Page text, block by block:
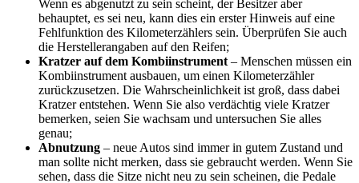
Wenn es abgenutzt zu sein scheint, der Besitzer aber
behauptet, es sei neu, kann dies ein erster Hinweis auf eine
Fehlfunktion des Kilometerzählers sein. Überprüfen Sie auch
die Herstellerangaben auf den Reifen;
Kratzer auf dem Kombiinstrument – Menschen müssen ein
Kombiinstrument ausbauen, um einen Kilometerzähler
zurückzusetzen. Die Wahrscheinlichkeit ist groß, dass dabei
Kratzer entstehen. Wenn Sie also verdächtig viele Kratzer
bemerken, seien Sie wachsam und untersuchen Sie alles
genau;
Abnutzung – neue Autos sind immer in gutem Zustand und
man sollte nicht merken, dass sie gebraucht werden. Wenn Sie
sehen, dass die Sitze nicht neu zu sein scheinen, die Pedale